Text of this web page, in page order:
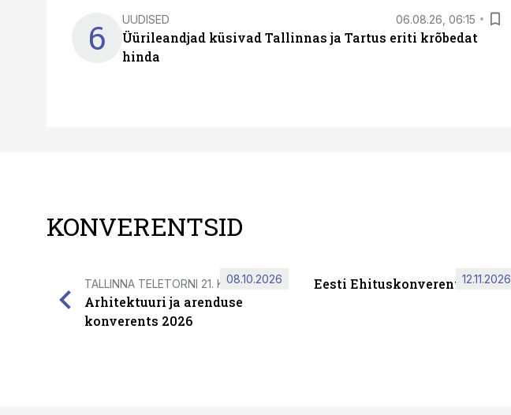
6 UUDISED 06.08.26, 06:15
Üürileandjad küsivad Tallinnas ja Tartus eriti krõbedat
hinda
KONVERENTSID
TALLINNA TELETORNI 21. KORRUSEL
Arhitektuuri ja arenduse
konverents 2026
08.10.2026 Eesti Ehituskonverents 2026
12.11.2026